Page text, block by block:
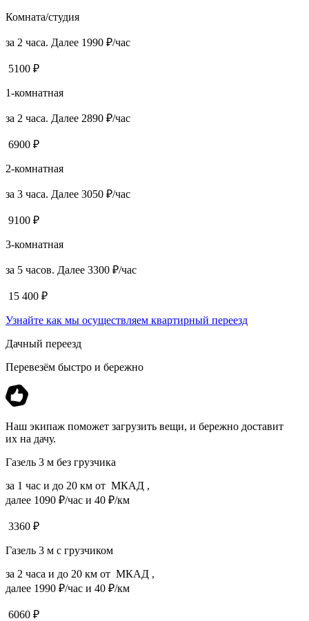
Комната/студия
за 2 часа. Далее 1990 ₽/час
5100 ₽
1-комнатная
за 2 часа. Далее 2890 ₽/час
6900 ₽
2-комнатная
за 3 часа. Далее 3050 ₽/час
9100 ₽
3-комнатная
за 5 часов. Далее 3300 ₽/час
15 400 ₽
Узнайте как мы осуществляем квартирный переезд
Дачный переезд
Перевезём быстро и бережно
Наш экипаж поможет загрузить вещи, и бережно доставит
их на дачу.
Газель 3 м без грузчика
за 1 час и до 20 км от МКАД ,
далее 1090 ₽/час и 40 ₽/км
3360 ₽
Газель 3 м с грузчиком
за 2 часа и до 20 км от МКАД ,
далее 1990 ₽/час и 40 ₽/км
6060 ₽